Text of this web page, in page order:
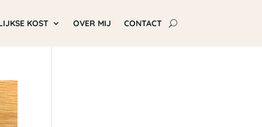
KOST OVER MIJ CONTACT